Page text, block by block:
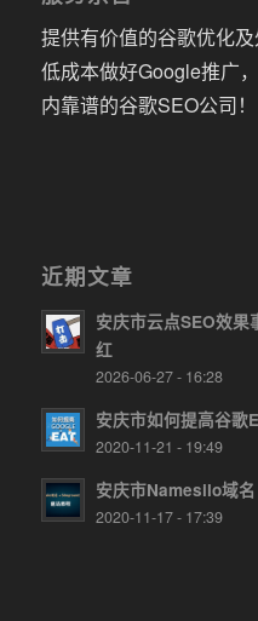
提供有价值的谷歌优化
低成本做好Google推广
内靠谱的谷歌SEO公司！
近期文章
安庆市云点SEO效果
红
2026-06-27 - 16:28
安庆市如何提高谷歌
2020-11-21 - 19:49
安庆市Namesilo域
2020-11-17 - 17:39